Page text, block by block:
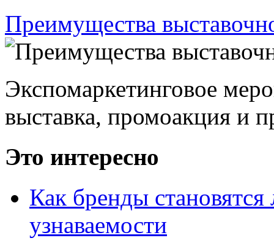
Преимущества
Экспомаркетинговое
выставка, промоакция и
Это интересно
Как бренды
узнаваемости